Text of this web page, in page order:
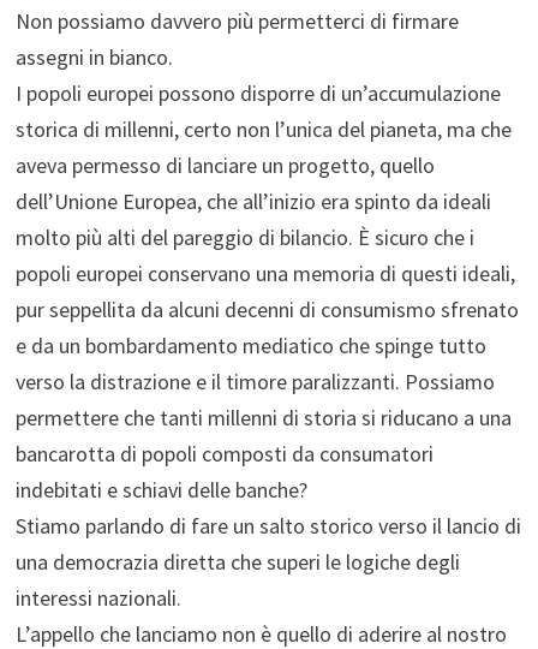
Non possiamo davvero più permetterci di firmare
assegni in bianco.
I popoli europei possono disporre di un’accumulazione
storica di millenni, certo non l’unica del pianeta, ma che
aveva permesso di lanciare un progetto, quello
dell’Unione Europea, che all’inizio era spinto da ideali
molto più alti del pareggio di bilancio. È sicuro che i
popoli europei conservano una memoria di questi ideali,
pur seppellita da alcuni decenni di consumismo sfrenato
e da un bombardamento mediatico che spinge tutto
verso la distrazione e il timore paralizzanti. Possiamo
permettere che tanti millenni di storia si riducano a una
bancarotta di popoli composti da consumatori
indebitati e schiavi delle banche?
Stiamo parlando di fare un salto storico verso il lancio di
una democrazia diretta che superi le logiche degli
interessi nazionali.
L’appello che lanciamo non è quello di aderire al nostro